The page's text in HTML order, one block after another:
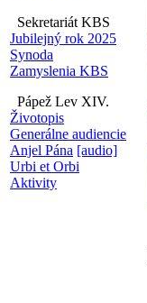
Sekretariát KBS
Jubilejný rok 2025
Synoda
Zamyslenia KBS
Pápež Lev XIV.
Životopis
Generálne audiencie
Anjel Pána [audio]
Urbi et Orbi
Aktivity